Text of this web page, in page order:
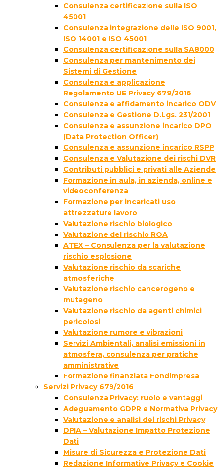
Consulenza certificazione sulla ISO
45001
Consulenza integrazione delle ISO 9001,
ISO 14001 e ISO 45001
Consulenza certificazione sulla SA8000
Consulenza per mantenimento dei
Sistemi di Gestione
Consulenza e applicazione
Regolamento UE Privacy 679/2016
Consulenza e affidamento incarico ODV
Consulenza e Gestione D.Lgs. 231/2001
Consulenza e assunzione incarico DPO
(Data Protection Officer)
Consulenza e assunzione incarico RSPP
Consulenza e Valutazione dei rischi DVR
Contributi pubblici e privati alle Aziende
Formazione in aula, in azienda, online e
videoconferenza
Formazione per incaricati uso
attrezzature lavoro
Valutazione rischio biologico
Valutazione del rischio ROA
ATEX – Consulenza per la valutazione
rischio esplosione
Valutazione rischio da scariche
atmosferiche
Valutazione rischio cancerogeno e
mutageno
Valutazione rischio da agenti chimici
pericolosi
Valutazione rumore e vibrazioni
Servizi Ambientali, analisi emissioni in
atmosfera, consulenza per pratiche
amministrative
Formazione finanziata Fondimpresa
Servizi Privacy 679/2016
Consulenza Privacy: ruolo e vantaggi
Adeguamento GDPR e Normativa Privacy
Valutazione e analisi dei rischi Privacy
DPIA – Valutazione Impatto Protezione
Dati
Misure di Sicurezza e Protezione Dati
Redazione Informative Privacy e Cookie